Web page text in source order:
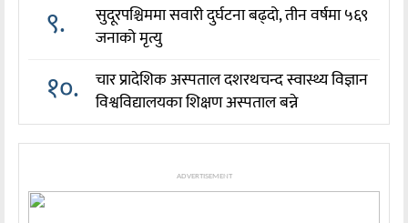
९.
सुदूरपश्चिममा सवारी दुर्घटना बढ्दो, तीन वर्षमा ५६९
जनाको मृत्यु
१०.
चार प्रादेशिक अस्पताल दशरथचन्द स्वास्थ्य विज्ञान
विश्वविद्यालयका शिक्षण अस्पताल बन्ने
ADVERTISEMENT